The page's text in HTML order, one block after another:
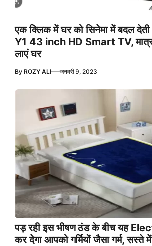
एक क्लिक में घर को सिनेमा में बदल
Y1 43 inch HD Smart TV,
लाएं घर
By ROZY ALI—जनवरी 9, 2023
पड़ रही इस भीषण ठंड के बीच यह
कर देगा आपको गर्मियों जैसा गर्म, सस्ते